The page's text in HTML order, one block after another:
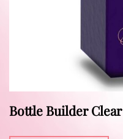
Bottle Builder